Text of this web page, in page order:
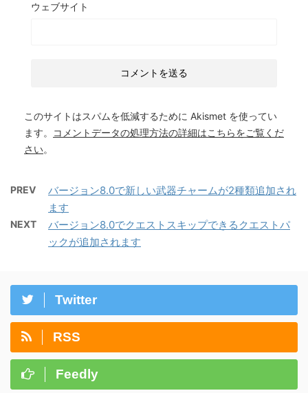
ウェブサイト
このサイトはスパムを低減するために Akismet を使ってい
ます。
コメントデータの処理方法の詳細はこちらをご覧くだ
さい。
PREV
バージョン8.0で新しい武器チャームが2種類追加され
ます
NEXT
バージョン8.0でクエストスキップできるクエストパ
ックが追加されます
Twitter
RSS
Feedly